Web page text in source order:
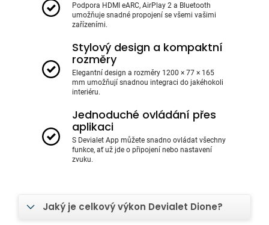
Podpora HDMI eARC, AirPlay 2 a Bluetooth
umožňuje snadné propojení se všemi vašimi
zařízeními.
Stylový design a kompaktní
rozměry
Elegantní design a rozměry 1200 × 77 × 165
mm umožňují snadnou integraci do jakéhokoli
interiéru.
Jednoduché ovládání přes
aplikaci
S Devialet App můžete snadno ovládat všechny
funkce, ať už jde o připojení nebo nastavení
zvuku.
Jaký je celkový výkon Devialet Dione?